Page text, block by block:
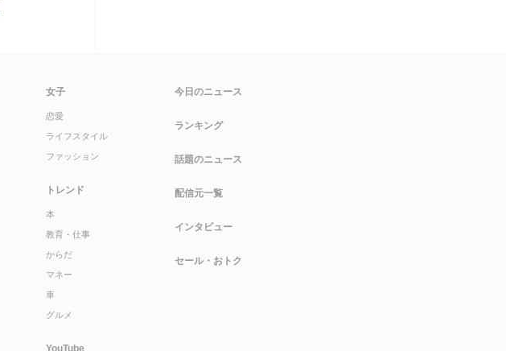
女子
恋愛
ライフスタイル
ファッション
トレンド
本
教育・仕事
からだ
マネー
車
グルメ
YouTube
今日のニュース
ランキング
話題のニュース
配信元一覧
インタビュー
セール・おトク